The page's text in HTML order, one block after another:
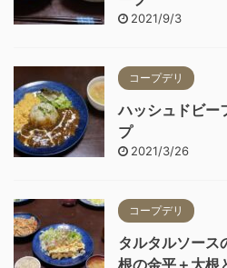
2021/9/3
コープデリ
ハッシュドビー
プ
2021/3/26
コープデリ
タルタルソース
根の金平＋大根